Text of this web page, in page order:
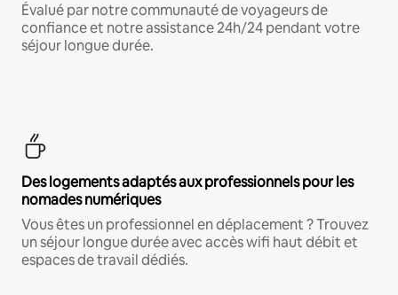
Évalué par notre communauté de voyageurs de
confiance et notre assistance 24h/24 pendant votre
séjour longue durée.
Des logements adaptés aux professionnels pour les
nomades numériques
Vous êtes un professionnel en déplacement ? Trouvez
un séjour longue durée avec accès wifi haut débit et
espaces de travail dédiés.